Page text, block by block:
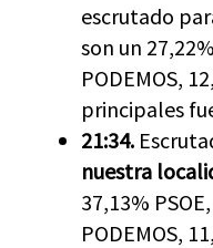
escrutado
son un
PODEMOS,
principales
21:34.
nuestra
37,13%
PODEMOS,